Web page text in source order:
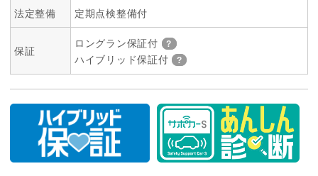
法定整備 定期点検整備付
保証
ロングラン保証付
ハイブリッド保証付